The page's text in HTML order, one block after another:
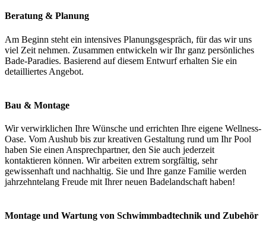
Beratung & Planung
Am Beginn steht ein intensives Planungsgespräch, für das wir uns
viel Zeit nehmen. Zusammen entwickeln wir Ihr ganz persönliches
Bade-Paradies. Basierend auf diesem Entwurf erhalten Sie ein
detailliertes Angebot.
Bau & Montage
Wir verwirklichen Ihre Wünsche und errichten Ihre eigene Wellness-
Oase. Vom Aushub bis zur kreativen Gestaltung rund um Ihr Pool
haben Sie einen Ansprechpartner, den Sie auch jederzeit
kontaktieren können. Wir arbeiten extrem sorgfältig, sehr
gewissenhaft und nachhaltig. Sie und Ihre ganze Familie werden
jahrzehntelang Freude mit Ihrer neuen Badelandschaft haben!
Montage und Wartung von Schwimmbadtechnik und Zubehör